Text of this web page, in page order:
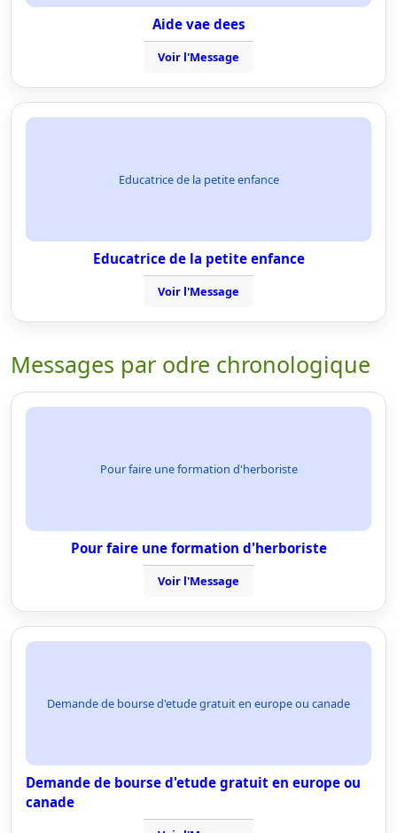
Aide vae dees
Voir l'Message
Educatrice de la petite enfance
Educatrice de la petite enfance
Voir l'Message
Messages par odre chronologique
Pour faire une formation d'herboriste
Pour faire une formation d'herboriste
Voir l'Message
Demande de bourse d'etude gratuit en europe ou canade
Demande de bourse d'etude gratuit en europe ou
canade